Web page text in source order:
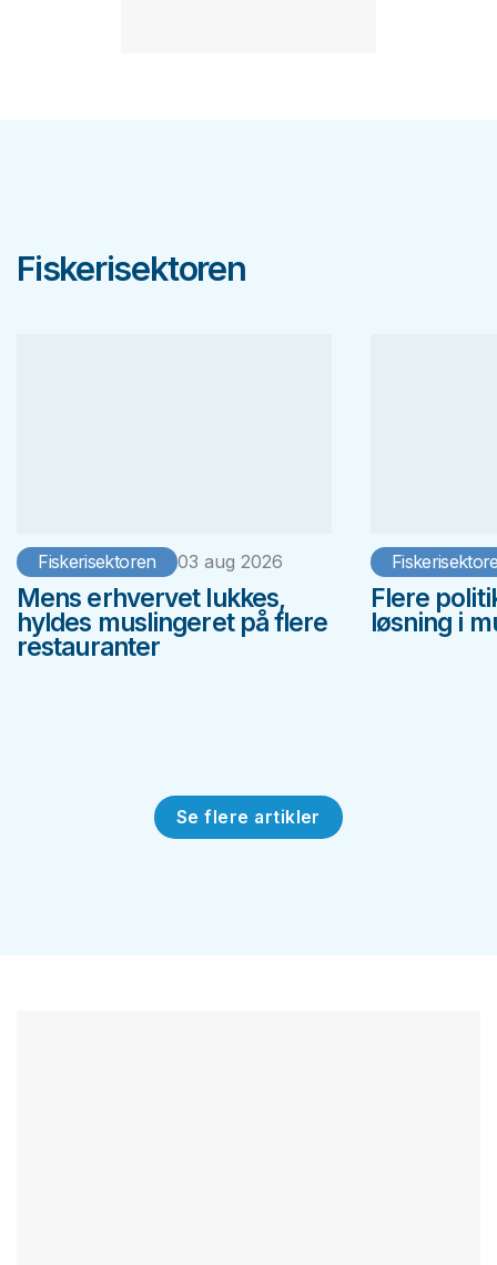
Fiskerisektoren
Fiskerisektoren 03 aug 2026
Mens erhvervet lukkes,
hyldes muslingeret på flere
restauranter
Flere
løsning i
Se flere artikler